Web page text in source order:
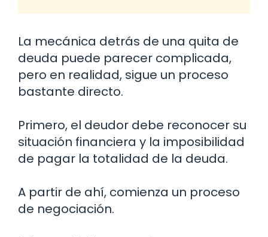
La mecánica detrás de una quita de
deuda puede parecer complicada,
pero en realidad, sigue un proceso
bastante directo.
Primero, el deudor debe reconocer su
situación financiera y la imposibilidad
de pagar la totalidad de la deuda.
A partir de ahí, comienza un proceso
de negociación.